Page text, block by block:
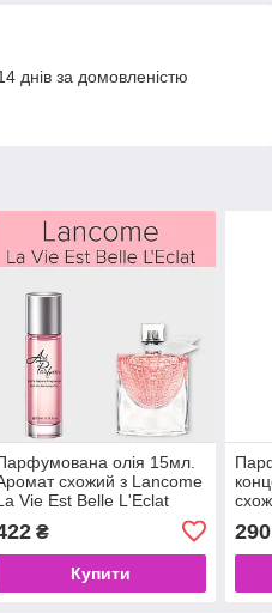
днів за домовленістю
олія 15мл.
схожий з Lancome
Vie Est Belle L'Eclat
₴
Купити
290